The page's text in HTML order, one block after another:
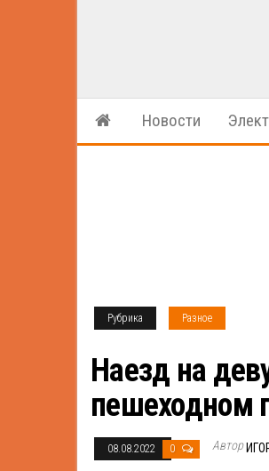
Новости
Рубрика Разное
Наезд на
пешеходном
08.08.2022 0 Автор